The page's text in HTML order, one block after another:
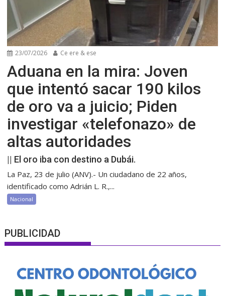
23/07/2026 Ce ere & ese
Aduana en la mira: Joven
que intentó sacar 190 kilos
de oro va a juicio; Piden
investigar «telefonazo» de
altas autoridades
|| El oro iba con destino a Dubái.
La Paz, 23 de julio (ANV).- Un ciudadano de 22 años,
identificado como Adrián L. R.,...
Nacional
PUBLICIDAD